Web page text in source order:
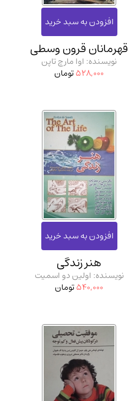
قهرمانان قرون وسطی
نویسنده: اوا مارچ تاپن
528,000تومان
هنر زندگی
نویسنده: اولین دو اسمیت
540,000تومان